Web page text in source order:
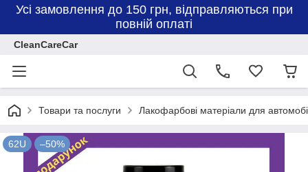
Усі замовлення до 150 грн, відправляються при
повній оплаті
CleanCareCar
Товари та послуги Лакофарбові матеріали для
62U –50%